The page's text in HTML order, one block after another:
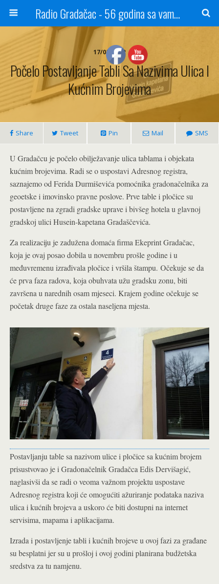
Radio Gradačac - 56 godina sa vama...
17/02/2022
Počelo Postavljanje Tabli Sa Nazivima Ulica I
Kućnim Brojevima
Share Tweet Pin Mail SMS
U Gradačcu je počelo obilježavanje ulica tablama i objekata
kućnim brojevima. Radi se o uspostavi Adresnog registra,
saznajemo od Ferida Durmiševića pomoćnika gradonačelnika za
geoetske i imovinsko pravne poslove. Prve table i pločice su
postavljene na zgradi gradske uprave i bivšeg hotela u glavnoj
gradskoj ulici Husein-kapetana Gradaščevića.
Za realizaciju je zadužena domaća firma Ekeprint Gradačac,
koja je ovaj posao dobila u novembru prošle godine i u
međuvremenu izrađivala pločice i vršila štampu. Očekuje se da
će prva faza radova, koja obuhvata užu gradsku zonu, biti
završena u narednih osam mjeseci. Krajem godine očekuje se
početak druge faze za ostala naseljena mjesta.
Postavljanju table sa nazivom ulice i pločice sa kućnim brojem
prisustvovao je i Gradonačelnik Gradačca Edis Dervišagić,
naglasivši da se radi o veoma važnom projektu uspostave
Adresnog registra koji će omogućiti ažuriranje podataka naziva
ulica i kućnih brojeva a uskoro će biti dostupni na internet
servisima, mapama i aplikacijama.
Izrada i postavljenje tabli i kućnih brojeve u ovoj fazi za građane
su besplatni jer su u prošloj i ovoj godini planirana budžetska
sredstva za tu namjenu.